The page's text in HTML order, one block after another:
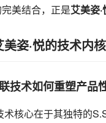
美结合，正是艾美姿·
美姿·悦的技术
技术如何重塑产品
术核心在于其独特的